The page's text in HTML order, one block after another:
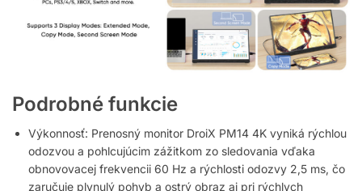
Podrobné funkcie
Výkonnosť: Prenosný monitor DroiX PM14 4K vyniká rýchlou
odozvou a pohlcujúcim zážitkom zo sledovania vďaka
obnovovacej frekvencii 60 Hz a rýchlosti odozvy 2,5 ms, čo
zaručuje plynulý pohyb a ostrý obraz aj pri rýchlych